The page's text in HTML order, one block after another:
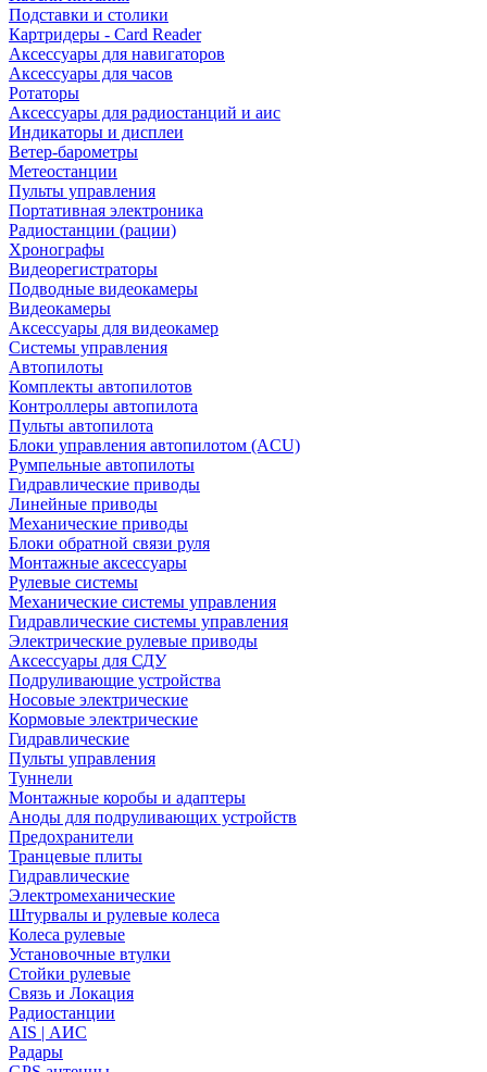
Подставки и столики
Картридеры - Card Reader
Аксессуары для навигаторов
Аксессуары для часов
Ротаторы
Аксессуары для радиостанций и аис
Индикаторы и дисплеи
Ветер-барометры
Метеостанции
Пульты управления
Портативная электроника
Радиостанции (рации)
Хронографы
Видеорегистраторы
Подводные видеокамеры
Видеокамеры
Аксессуары для видеокамер
Системы управления
Автопилоты
Комплекты автопилотов
Контроллеры автопилота
Пульты автопилота
Блоки управления автопилотом (ACU)
Румпельные автопилоты
Гидравлические приводы
Линейные приводы
Механические приводы
Блоки обратной связи руля
Монтажные аксессуары
Рулевые системы
Механические системы управления
Гидравлические системы управления
Электрические рулевые приводы
Аксессуары для СДУ
Подруливающие устройства
Носовые электрические
Кормовые электрические
Гидравлические
Пульты управления
Туннели
Монтажные коробы и адаптеры
Аноды для подруливающих устройств
Предохранители
Транцевые плиты
Гидравлические
Электромеханические
Штурвалы и рулевые колеса
Колеса рулевые
Установочные втулки
Стойки рулевые
Связь и Локация
Радиостанции
AIS | АИС
Радары